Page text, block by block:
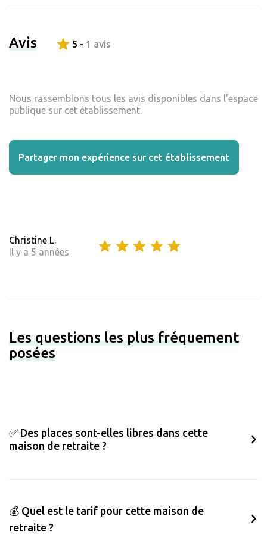
Avis 5 - 1 avis
Nous rassemblons tous les avis disponibles dans l'espace
publique sur cet établissement.
Partager mon expérience sur cet établissement
Christine L.
Il y a 5 années
Les questions les plus fréquement
posées
✅ Des places sont-elles libres dans cette
maison de retraite ?
💰 Quel est le tarif pour cette maison de
retraite ?